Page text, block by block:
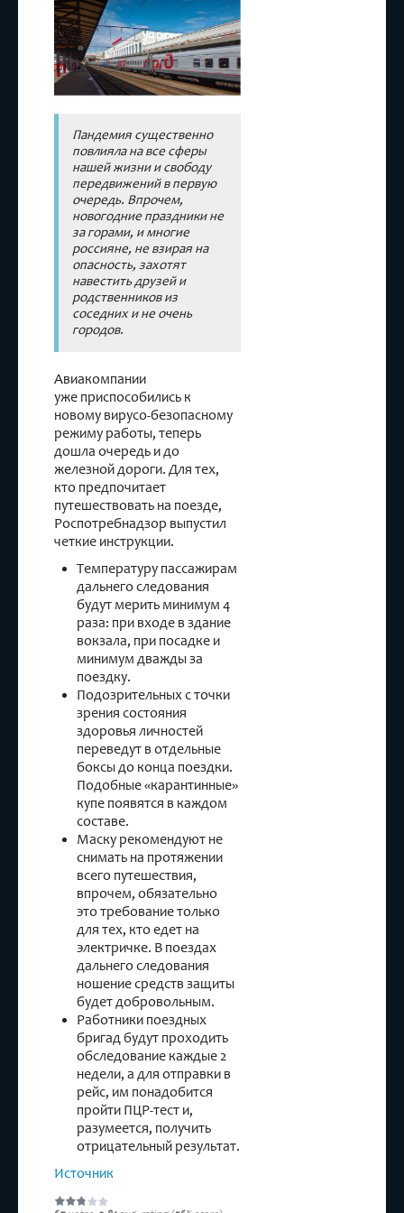
Правила
Пандемия существенно
повлияла на все сферы
нашей жизни и свободу
передвижений в первую
очередь. Впрочем,
новогодние праздники не
за горами, и многие
россияне, не взирая на
опасность, захотят
навестить друзей и
родственников из
соседних и не очень
городов.
Авиакомпании
уже приспособились к
новому вирусо-безопасному
режиму работы, теперь
дошла очередь и до
железной дороги. Для тех,
кто предпочитает
путешествовать на поезде,
Роспотребнадзор выпустил
четкие инструкции.
Температуру пассажирам
дальнего следования
будут мерить минимум 4
раза: при входе в здание
вокзала, при посадке и
минимум дважды за
поездку.
Подозрительных с точки
зрения состояния
здоровья личностей
переведут в отдельные
боксы до конца поездки.
Подобные «карантинные»
купе появятся в каждом
составе.
Маску рекомендуют не
снимать на протяжении
всего путешествия,
впрочем, обязательно
это требование только
для тех, кто едет на
электричке. В поездах
дальнего следования
ношение средств защиты
будет добровольным.
Работники поездных
бригад будут проходить
обследование каждые 2
недели, а для отправки в
рейс, им понадобится
пройти ПЦР-тест и,
разумеется, получить
отрицательный результат.
Источник